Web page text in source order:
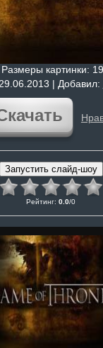
Размеры картинки:
| Добавил:
Рейтинг: 0.0/0